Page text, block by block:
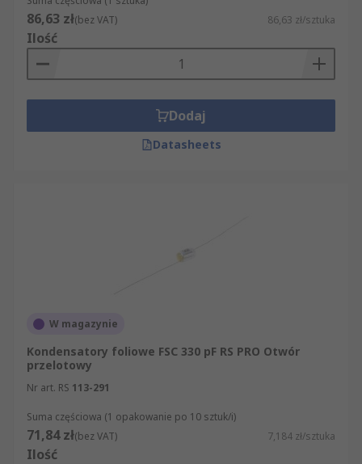
86,63 zł(bez VAT) 86,63 zł/sztuka
Ilość
Dodaj
Datasheets
W magazynie
Kondensatory foliowe FSC 330 pF RS PRO Otwór
przelotowy
Nr art. RS 113-291
Suma częściowa (1 opakowanie po 10 sztuk/i)
71,84 zł(bez VAT) 7,184 zł/sztuka
Ilość